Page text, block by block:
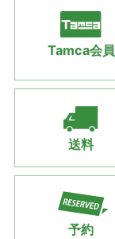
Tamca会員
送料
予約